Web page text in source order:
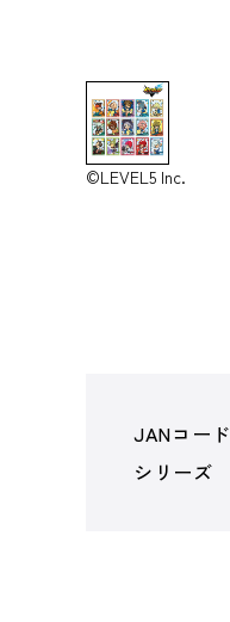
©LEVEL5 Inc.
JANコード
シリーズ